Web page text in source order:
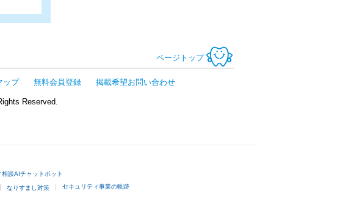
ページトップ
ップ 無料会員登録 掲載希望お問い合わせ
Reserved.
談AIチャットボット
なりすまし対策 セキュリティ事業の軌跡